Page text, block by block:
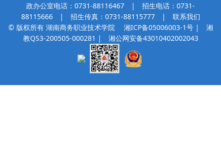
政办公室电话：0731-88116467 | 招生电话：0731-
88115666 | 招生传真：0731-88115777 | 联系我们
© 版权所有 湖南商务职业技术学院
湘ICP备05006003-1号 | 湘
教QS3-200505-000281 | 湘公网安备43010402002043